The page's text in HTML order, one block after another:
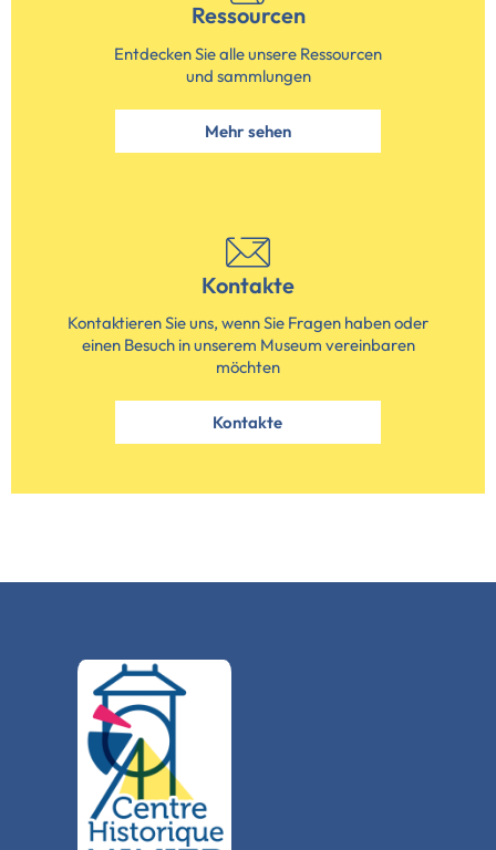
Ressourcen
Entdecken Sie alle unsere Ressourcen
und sammlungen
Mehr sehen
Kontakte
Kontaktieren Sie uns, wenn Sie Fragen haben oder
einen Besuch in unserem Museum vereinbaren
möchten
Kontakte